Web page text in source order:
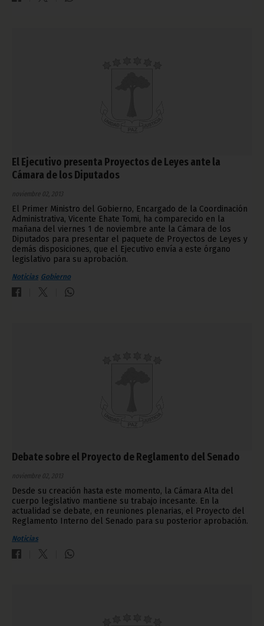
El Ejecutivo presenta Proyectos de Leyes ante la
Cámara de los Diputados
noviembre 02, 2013
El Primer Ministro del Gobierno, Encargado de la Coordinación
Administrativa, Vicente Ehate Tomi, ha comparecido en la
mañana del viernes 1 de noviembre ante la Cámara de los
Diputados para presentar el paquete de Proyectos de Leyes y
demás disposiciones, que el Ejecutivo envía a este órgano
legislativo para su aprobación.
Noticias Gobierno
Debate sobre el Proyecto de Reglamento del Senado
noviembre 02, 2013
Desde su creación hasta este momento, la Cámara Alta del
cuerpo legislativo mantiene su trabajo incesante. En la
actualidad se debate, en reuniones plenarias, el Proyecto del
Reglamento Interno del Senado para su posterior aprobación.
Noticias